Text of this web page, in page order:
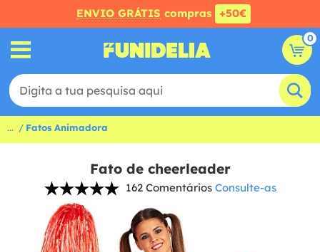
ENVIO GRÁTIS compras +50€
0
... Fatos Animadora
Fato de cheerleader
162 Comentários Consulte-as